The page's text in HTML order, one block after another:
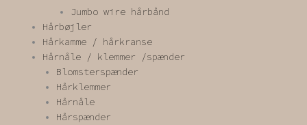
Jumbo wire hårbånd
Hårbøjler
Hårkamme / hårkranse
Hårnåle / klemmer /spænder
Blomsterspænder
Hårklemmer
Hårnåle
Hårspænder